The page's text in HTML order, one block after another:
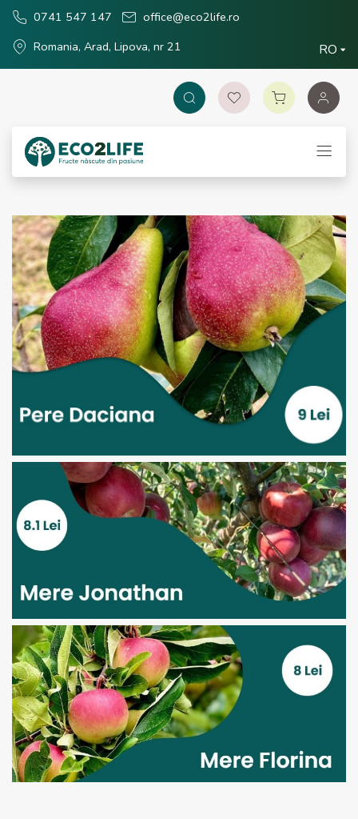
0741 547 147
office@eco2life.ro
Romania, Arad, Lipova, nr 21
RO